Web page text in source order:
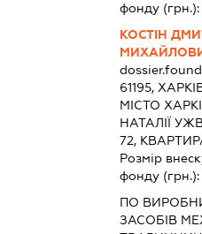
фонду (грн.):
КОСТІН
61195,
МІСТО
НАТАЛІЇ
72,
Розмір
фонду (грн.):
ПО
ЗАСОБІВ